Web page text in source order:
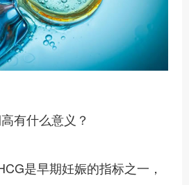
什么意义？
是早期妊娠的指标之一，